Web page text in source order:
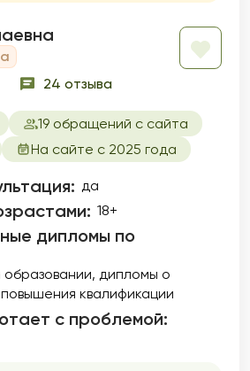
24 отзыва
19 обращений с сайта
На сайте с 2025 года
да
18+
дипломы по
дипломы о
повышения квалификации
с проблемой: